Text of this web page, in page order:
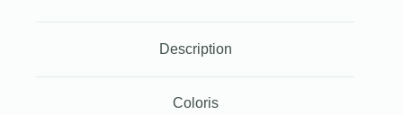
Description
Coloris